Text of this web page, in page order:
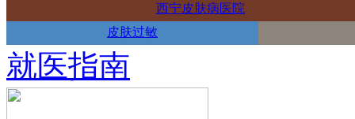
西宁皮肤病医院
皮肤过敏
就医指南